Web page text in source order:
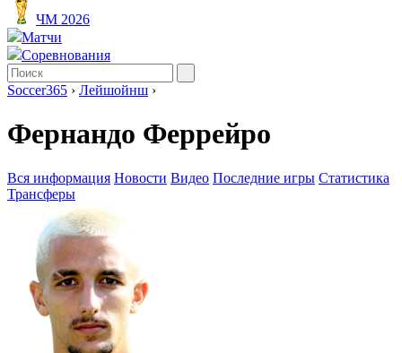
ЧМ 2026
Матчи
Соревнования
Soccer365 › Лейшойнш ›
Фернандо Феррейро
Вся информация Новости Видео Последние игры Статистика
Трансферы